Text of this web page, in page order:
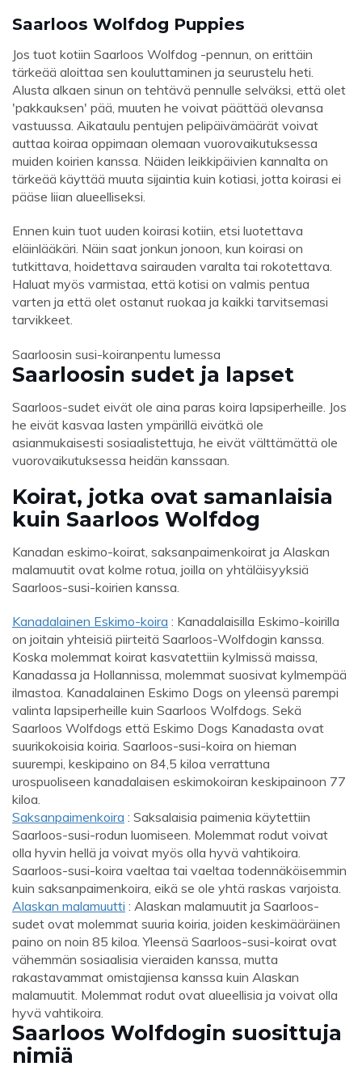
Saarloos Wolfdog Puppies
Jos tuot kotiin Saarloos Wolfdog -pennun, on erittäin
tärkeää aloittaa sen kouluttaminen ja seurustelu heti.
Alusta alkaen sinun on tehtävä pennulle selväksi, että olet
'pakkauksen' pää, muuten he voivat päättää olevansa
vastuussa. Aikataulu pentujen pelipäivämäärät voivat
auttaa koiraa oppimaan olemaan vuorovaikutuksessa
muiden koirien kanssa. Näiden leikkipäivien kannalta on
tärkeää käyttää muuta sijaintia kuin kotiasi, jotta koirasi ei
pääse liian alueelliseksi.
Ennen kuin tuot uuden koirasi kotiin, etsi luotettava
eläinlääkäri. Näin saat jonkun jonoon, kun koirasi on
tutkittava, hoidettava sairauden varalta tai rokotettava.
Haluat myös varmistaa, että kotisi on valmis pentua
varten ja että olet ostanut ruokaa ja kaikki tarvitsemasi
tarvikkeet.
Saarloosin susi-koiranpentu lumessa
Saarloosin sudet ja lapset
Saarloos-sudet eivät ole aina paras koira lapsiperheille. Jos
he eivät kasvaa lasten ympärillä eivätkä ole
asianmukaisesti sosiaalistettuja, he eivät välttämättä ole
vuorovaikutuksessa heidän kanssaan.
Koirat, jotka ovat samanlaisia ​​
kuin Saarloos Wolfdog
Kanadan eskimo-koirat, saksanpaimenkoirat ja Alaskan
malamuutit ovat kolme rotua, joilla on yhtäläisyyksiä
Saarloos-susi-koirien kanssa.
Kanadalainen Eskimo-koira : Kanadalaisilla Eskimo-koirilla
on joitain yhteisiä piirteitä Saarloos-Wolfdogin kanssa.
Koska molemmat koirat kasvatettiin kylmissä maissa,
Kanadassa ja Hollannissa, molemmat suosivat kylmempää
ilmastoa. Kanadalainen Eskimo Dogs on yleensä parempi
valinta lapsiperheille kuin Saarloos Wolfdogs. Sekä
Saarloos Wolfdogs että Eskimo Dogs Kanadasta ovat
suurikokoisia koiria. Saarloos-susi-koira on hieman
suurempi, keskipaino on 84,5 kiloa verrattuna
urospuoliseen kanadalaisen eskimokoiran keskipainoon 77
kiloa.
Saksanpaimenkoira : Saksalaisia ​​paimenia käytettiin
Saarloos-susi-rodun luomiseen. Molemmat rodut voivat
olla hyvin hellä ja voivat myös olla hyvä vahtikoira.
Saarloos-susi-koira vaeltaa tai vaeltaa todennäköisemmin
kuin saksanpaimenkoira, eikä se ole yhtä raskas varjoista.
Alaskan malamuutti : Alaskan malamuutit ja Saarloos-
sudet ovat molemmat suuria koiria, joiden keskimääräinen
paino on noin 85 kiloa. Yleensä Saarloos-susi-koirat ovat
vähemmän sosiaalisia vieraiden kanssa, mutta
rakastavammat omistajiensa kanssa kuin Alaskan
malamuutit. Molemmat rodut ovat alueellisia ja voivat olla
hyvä vahtikoira.
Saarloos Wolfdogin suosittuja
nimiä